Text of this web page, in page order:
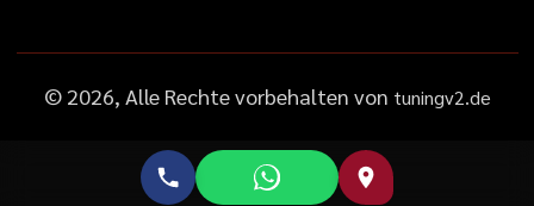
© 2026, Alle Rechte vorbehalten von tuningv2.de